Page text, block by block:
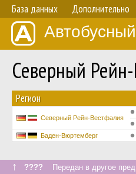
База данных Дополнительно
Северный
Регион
Северный Рейн-Вестфалия
Баден-Вюртемберг
↑ ???? Передан в другое